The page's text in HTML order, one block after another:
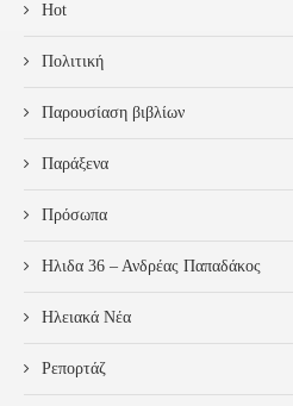
Hot
Πολιτική
Παρουσίαση βιβλίων
Παράξενα
Πρόσωπα
Ηλιδα 36 – Ανδρέας Παπαδάκος
Ηλειακά Νέα
Ρεπορτάζ